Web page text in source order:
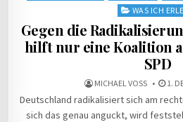
WAS ICH
Gegen die
hilft nur eine Koalition
SPD
MICHAEL VOSS 1.
Deutschland radikalisiert sich am
sich das genau anguckt, wird